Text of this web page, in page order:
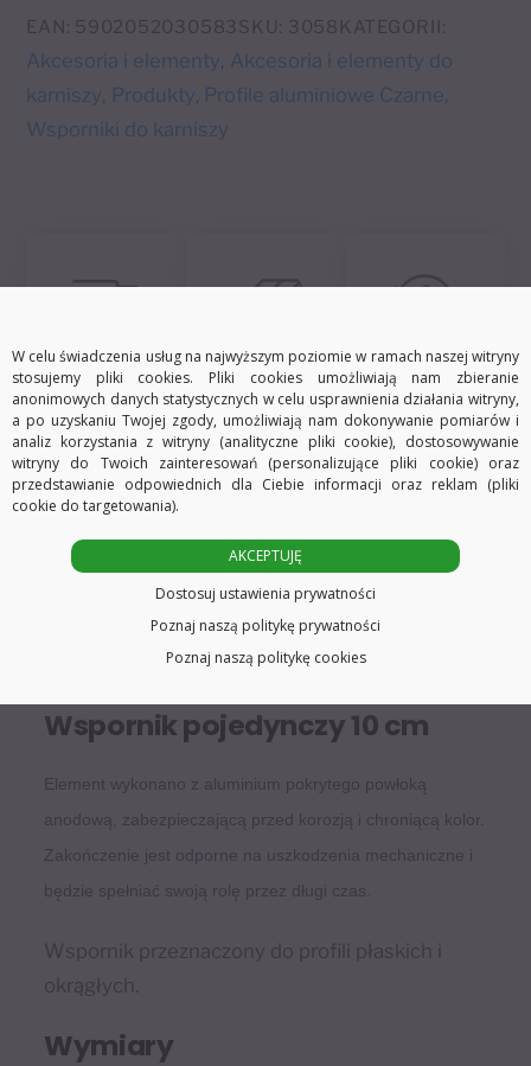
alu/black
e
r
n
EAN: 5902052030583 SKU: 3058 KATEGORII:
Akcesoria i elementy Akcesoria i elementy do
karniszy Produkty Profile aluminiowe Czarne
Wsporniki do karniszy
Darmowa dostawa Szybka wysyłka 30 dni na zwrot
Opis Informacje dodatkowe
Wspornik pojedynczy 10 cm
Element wykonano z aluminium pokrytego powłoką
anodową, zabezpieczającą przed korozją i chroniącą kolor.
Zakończenie jest odporne na uszkodzenia mechaniczne i
będzie spełniać swoją rolę przez długi czas.
Wspornik przeznaczony do profili płaskich i
okrągłych.
Wymiary
W celu świadczenia usług na najwyższym poziomie w ramach naszej witryny
stosujemy pliki cookies. Pliki cookies umożliwiają nam zbieranie
anonimowych danych statystycznych w celu usprawnienia działania witryny,
a po uzyskaniu Twojej zgody, umożliwiają nam dokonywanie pomiarów i
analiz korzystania z witryny (analityczne pliki cookie), dostosowywanie
witryny do Twoich zainteresowań (personalizujące pliki cookie) oraz
przedstawianie odpowiednich dla Ciebie informacji oraz reklam (pliki
cookie do targetowania).
AKCEPTUJĘ
Dostosuj ustawienia prywatności
Poznaj naszą politykę prywatności
Poznaj naszą politykę cookies